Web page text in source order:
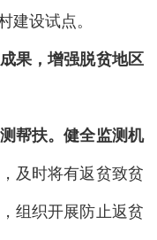
建设试点。
果，增强脱贫地区
帮扶。健全监测机
及时将有返贫致贫
组织开展防止返贫